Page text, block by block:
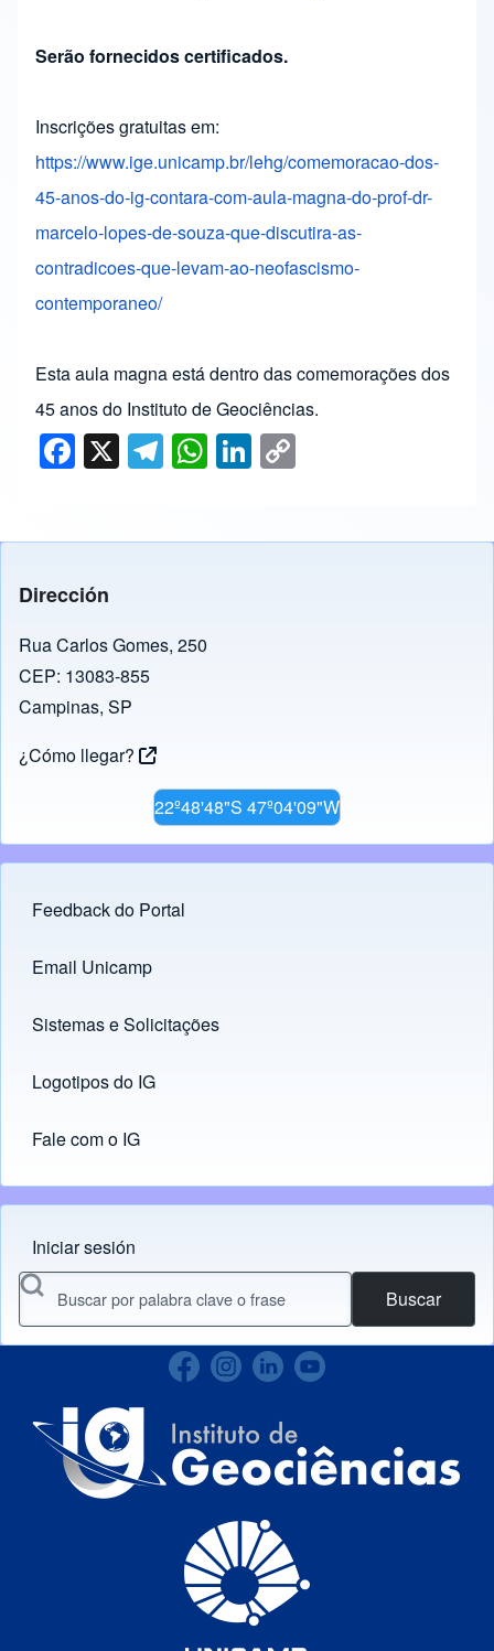
Serão fornecidos certificados.
Inscrições gratuitas em:
https://www.ige.unicamp.br/lehg/comemoracao-dos-
45-anos-do-ig-contara-com-aula-magna-do-prof-dr-
marcelo-lopes-de-souza-que-discutira-as-
contradicoes-que-levam-ao-neofascismo-
contemporaneo/
Esta aula magna está dentro das comemorações dos
45 anos do Instituto de Geociências.
F
a
e
b
o
k
X T
el
gr
W
h
s
Li
n
e y
Dirección
Rua Carlos Gomes, 250
CEP: 13083-855
Campinas, SP
¿Cómo llegar?
22º48'48"S 47º04'09"W
Footer menu
Feedback do Portal
Links
Email Unicamp
(opens in new tab)
Sistemas e Solicitações
(opens in new tab)
Logotipos do IG
(opens in new tab)
Fale com o IG
Menu do usuário
Iniciar sesión
Buscar